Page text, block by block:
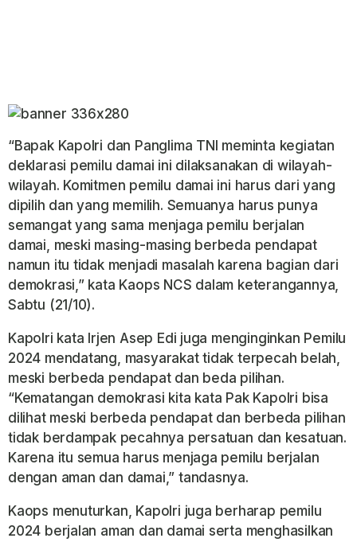
“Bapak Kapolri dan Panglima TNI meminta kegiatan
deklarasi pemilu damai ini dilaksanakan di wilayah-
wilayah. Komitmen pemilu damai ini harus dari yang
dipilih dan yang memilih. Semuanya harus punya
semangat yang sama menjaga pemilu berjalan
damai, meski masing-masing berbeda pendapat
namun itu tidak menjadi masalah karena bagian dari
demokrasi,” kata Kaops NCS dalam keterangannya,
Sabtu (21/10).
Kapolri kata Irjen Asep Edi juga menginginkan Pemilu
2024 mendatang, masyarakat tidak terpecah belah,
meski berbeda pendapat dan beda pilihan.
“Kematangan demokrasi kita kata Pak Kapolri bisa
dilihat meski berbeda pendapat dan berbeda pilihan
tidak berdampak pecahnya persatuan dan kesatuan.
Karena itu semua harus menjaga pemilu berjalan
dengan aman dan damai,” tandasnya.
Kaops menuturkan, Kapolri juga berharap pemilu
2024 berjalan aman dan damai serta menghasilkan